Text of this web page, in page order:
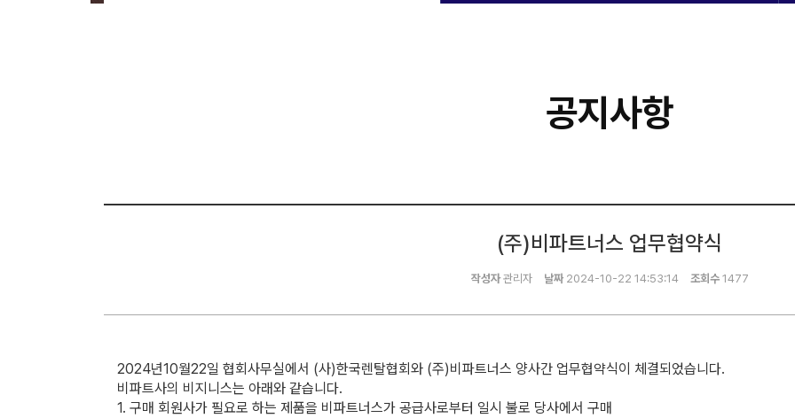
공지사항
(주)비파트너스 업무협약식
작성자관리자 날짜2024-10-22 14:53:14 조회수1477
2024년10월22일 협회사무실에서 (사)한국렌탈협회와 (주)비파트너스 양사간 업무협약식이 체결되었습니다.
비파트사의 비지니스는 아래와 같습니다.
1. 구매 회원사가 필요로 하는 제품을 비파트너스가 공급사로부터 일시 불로 당사에서 구매